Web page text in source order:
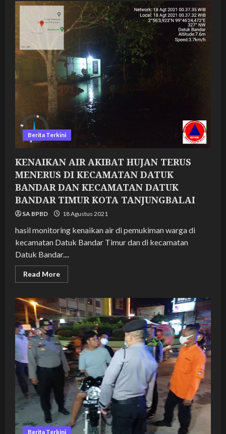
OPS
YUSTISI
PENEGAKAN
DISIPLIN
PROTOKOL
KESEHATAN
BERSAMA
POLRES
TANJUNGBALAI
DALAM
RANGKA
PENCEGAHAN
PENYEBARAN
COVID
KOTA
TANJUNGBALAI
Berita Terkini
KENAIKAN AIR AKIBAT HUJAN TERUS
MENERUS DI KECAMATAN DATUK
BANDAR DAN KECAMATAN DATUK
BANDAR TIMUR KOTA TANJUNGBALAI
SA BPBD 18 Agustus 2021
hasil monitoring kenaikan air di pemukiman warga di
kecamatan Datuk Bandar Timur dan di kecamatan
Datuk Bandar....
Read MoreRead
more
AIR
AKIBAT
HUJAN
TERUS
MENERUS
DI
KECAMATAN
DATUK
BANDAR
DAN
KECAMATAN
DATUK
BANDAR
TIMUR
KOTA
TANJUNGBALAI
Berita Terkini